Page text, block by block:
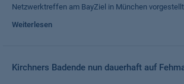
Netzwerktreffen am BayZiel in München vorgestellt
Weiterlesen
Kirchners Badende nun dauerhaft auf